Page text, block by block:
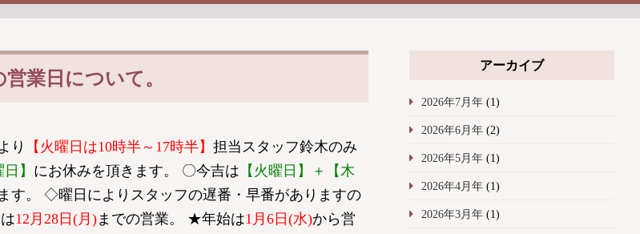
業日について。
り 【火曜日は10時半～17時半】 担当スタッフ鈴木のみ
】 にお休みを頂きます。 〇今吉は 【火曜日】＋【木
す。 ◇曜日によりスタッフの遅番・早番がありますの
12月28日(月)までの営業。 ★年始は1月6日(水)から営
アーカイブ
2026年7月年(1)
2026年6月年(2)
2026年5月年(1)
2026年4月年(1)
2026年3月年(1)